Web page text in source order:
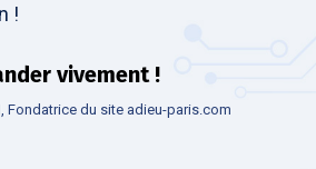
!
vivement !
Fondatrice du site adieu-paris.com